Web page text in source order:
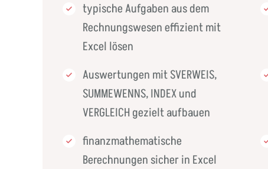
typische Aufgaben aus dem
Rechnungswesen effizient mit
Excel lösen
Auswertungen mit SVERWEIS,
SUMMEWENNS, INDEX und
VERGLEICH gezielt aufbauen
finanzmathematische
Berechnungen sicher in Excel